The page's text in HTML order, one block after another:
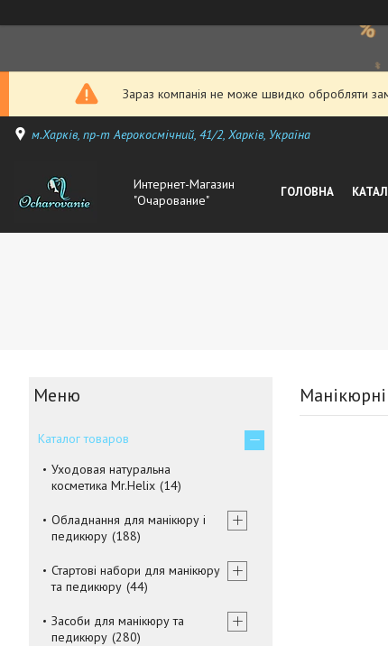
Зараз компанія не може швидко обробляти
м.Харків, пр-т Аерокосмічний, 41/2, Харків, Україна
Интернет-Магазин
"Очарование"
ГОЛОВНА
Каталог товаров
Уходовая натуральна
косметика Mr.Helix 14
Обладнання для манікюру і
педикюру 188
Стартові набори для манікюру
та педикюру 44
Засоби для манікюру та
педикюру 280